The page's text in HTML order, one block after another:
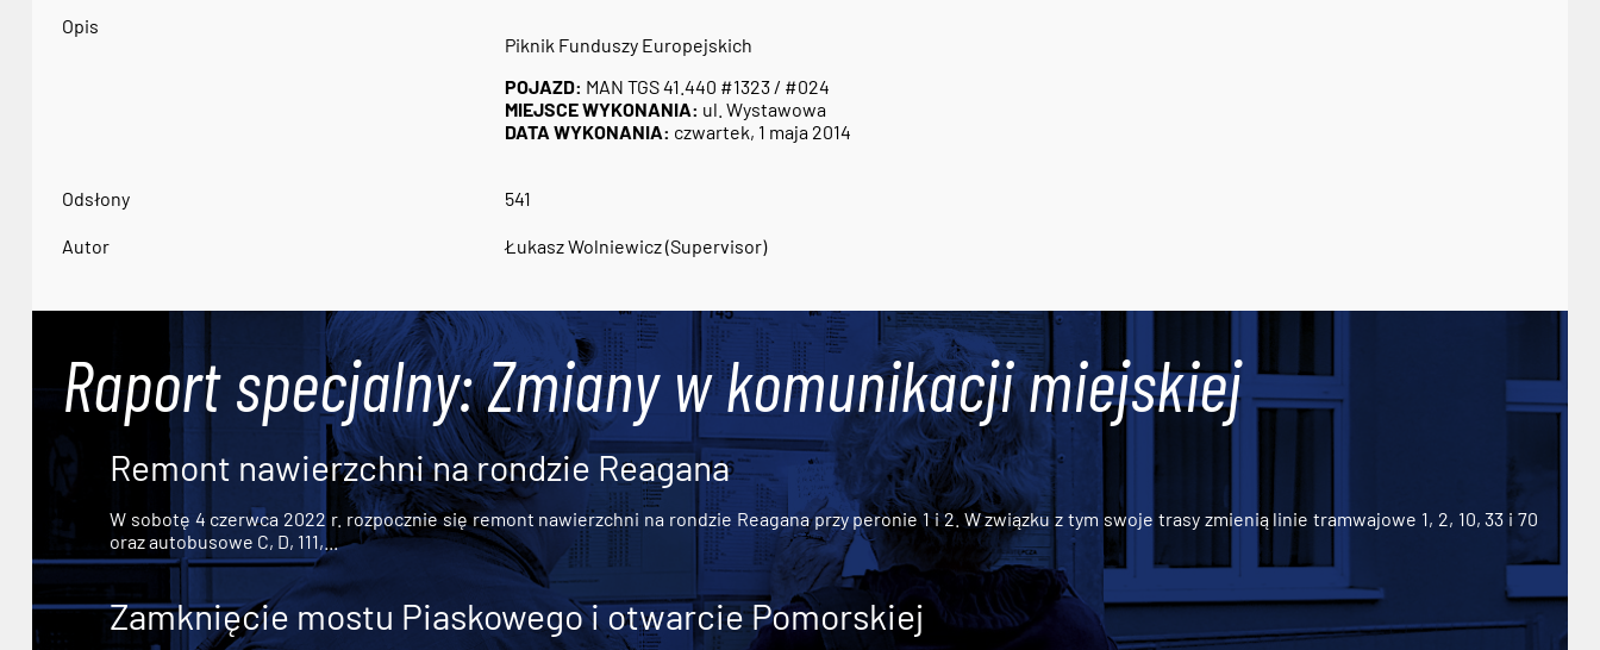
Opis
Piknik Funduszy Europejskich
POJAZD: MAN TGS 41.440 #1323 / #024
MIEJSCE WYKONANIA: ul. Wystawowa
DATA WYKONANIA: czwartek, 1 maja 2014
Odsłony 541
Autor Łukasz Wolniewicz (Supervisor)
Raport specjalny: Zmiany w komunikacji miejskiej
Remont nawierzchni na rondzie Reagana
W sobotę 4 czerwca 2022 r. rozpocznie się remont nawierzchni na rondzie Reagana przy peronie 1 i 2. W związku z tym swoje trasy zmienią linie tramwajowe 1, 2, 10, 33 i 70
oraz autobusowe C, D, 111,...
Zamknięcie mostu Piaskowego i otwarcie Pomorskiej